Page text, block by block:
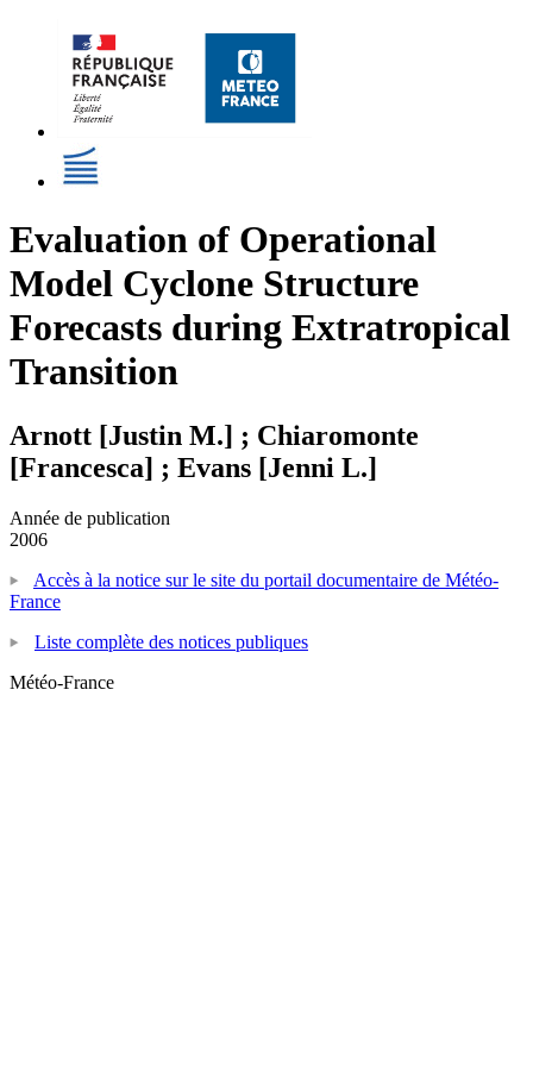
Evaluation of Operational
Model Cyclone Structure
Forecasts during Extratropical
Transition
Arnott [Justin M.] ; Chiaromonte
[Francesca] ; Evans [Jenni L.]
Année de publication
2006
Accès à la notice sur le site du portail documentaire de Météo-
France
Liste complète des notices publiques
Météo-France